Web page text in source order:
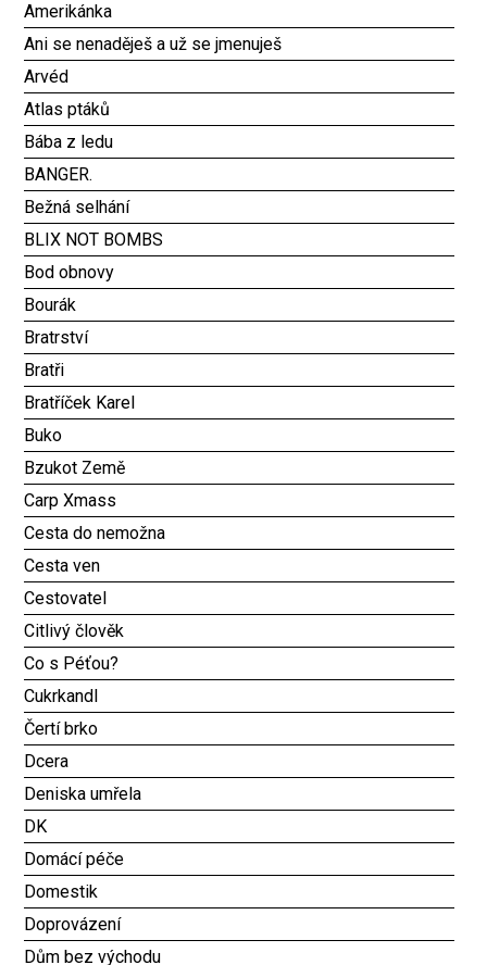
Amerikánka
Ani se nenaděješ a už se jmenuješ
Arvéd
Atlas ptáků
Bába z ledu
BANGER.
Bežná selhání
BLIX NOT BOMBS
Bod obnovy
Bourák
Bratrství
Bratři
Bratříček Karel
Buko
Bzukot Země
Carp Xmass
Cesta do nemožna
Cesta ven
Cestovatel
Citlivý člověk
Co s Péťou?
Cukrkandl
Čertí brko
Dcera
Deniska umřela
DK
Domácí péče
Domestik
Doprovázení
Dům bez východu